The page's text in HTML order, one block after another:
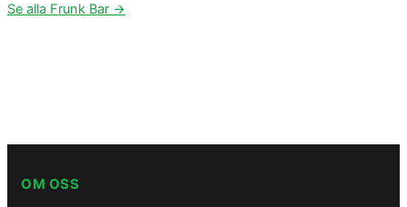
Se alla Frunk Bar →
OM OSS